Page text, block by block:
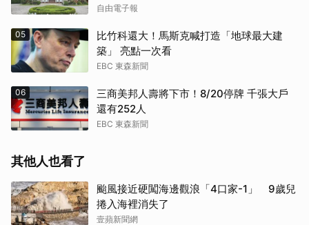
自由電子報
05
比竹科還大！馬斯克喊打造「地球最大建
築」 亮點一次看
EBC 東森新聞
06
三商美邦人壽將下市！8/20停牌 千張大戶
還有252人
EBC 東森新聞
其他人也看了
颱風接近硬闖海邊觀浪「4口家-1」 9歲兒
捲入海裡消失了
壹蘋新聞網